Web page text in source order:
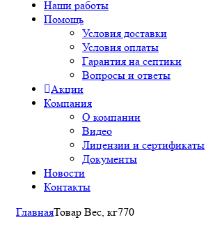
Наши работы
Помощь
Условия доставки
Условия оплаты
Гарантия на септики
Вопросы и ответы
Акции
Компания
О компании
Видео
Лицензии и сертификаты
Документы
Новости
Контакты
ГлавнаяТовар Вес, кг770